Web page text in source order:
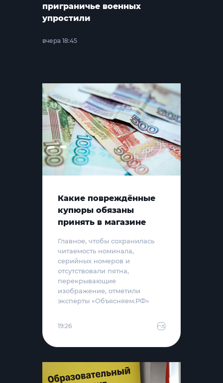
приграничье военных
упростили
вчера 18:45
Какие повреждённые
купюры обязаны
принять в магазине
Главное, чтобы сохранилась
читаемость номинала,
серийных номеров и
отсутствовали пятна,
перекрывающие
изображение, отметили
эксперты «Объясняем.РФ»
19:26